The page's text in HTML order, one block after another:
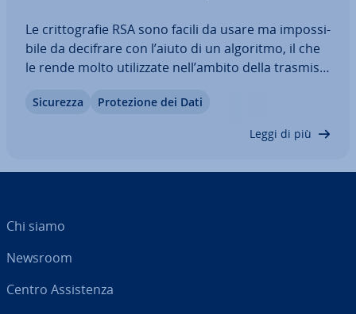
Le crit­to­gra­fie RSA sono facili da usare ma im­pos­si­
bi­le da decifrare con l’aiuto di un algoritmo, il che
le rende molto uti­liz­za­te nell’ambito della tra­smis­
come fun­zio­na­no le chiavi RSA, a che cosa servono
Sicurezza Pro­te­zio­ne dei Dati
Leggi di più
Chi siamo
Newsroom
Centro As­si­sten­za